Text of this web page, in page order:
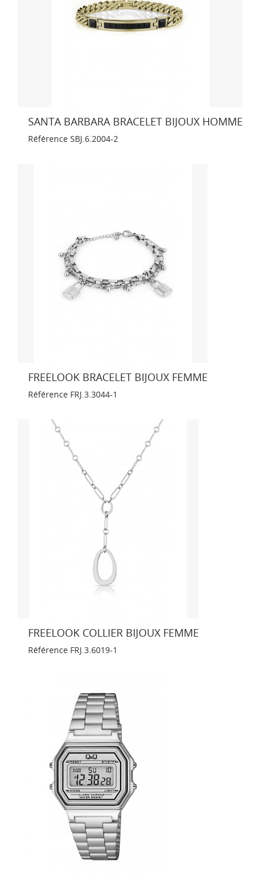
SANTA BARBARA BRACELET BIJOUX HOMME
Référence SBJ.6.2004-2
FREELOOK BRACELET BIJOUX FEMME
Référence FRJ.3.3044-1
FREELOOK COLLIER BIJOUX FEMME
Référence FRJ.3.6019-1